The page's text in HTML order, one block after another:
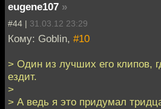
eugene107 »
#44 | 31.03.12 23:29
Кому: Goblin, #10
> Один из лучших его клипов,
ездит.
>
> А ведь я это придумал